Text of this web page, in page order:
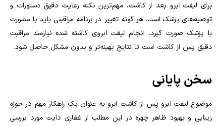
برای لیفت ابرو بعد از کاشت، مهم‌ترین نکته رعایت دقیق دستورات و
توصیه‌های پزشک است. هر گونه تغییر در برنامه مراقبتی باید با مشورت
با پزشک صورت گیرد. انجام لیفت ابروی کاشته شده نیازمند مراقبت
دقیق پس از کاشت است تا نتایج بهینه‌تر و بدون مشکل حاصل شود.
سخن پایانی
موضوع لیفت ابرو پس از کاشت ابرو به عنوان یک راهکار مهم در حوزه
زیبایی و بهبود ظاهر چهره در این مطلب از غفاری دایت مورد بررسی